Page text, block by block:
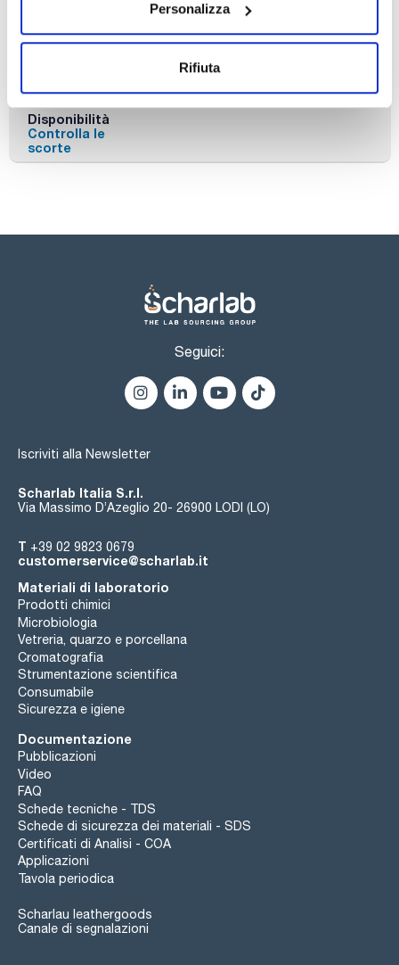
Personalizza
Rifiuta
imballaggio
Confezionamento
x 5g :: Glass
bottle
Disponibilità
Controlla le
scorte
Seguici:
Iscriviti alla Newsletter
Scharlab Italia S.r.l.
Via Massimo D’Azeglio 20- 26900 LODI (LO)
T +39 02 9823 0679
customerservice@scharlab.it
Materiali di laboratorio
Prodotti chimici
Microbiologia
Vetreria, quarzo e porcellana
Cromatografia
Strumentazione scientifica
Consumabile
Sicurezza e igiene
Documentazione
Pubblicazioni
Video
FAQ
Schede tecniche - TDS
Schede di sicurezza dei materiali - SDS
Certificati di Analisi - COA
Applicazioni
Tavola periodica
Scharlau leathergoods
Canale di segnalazioni